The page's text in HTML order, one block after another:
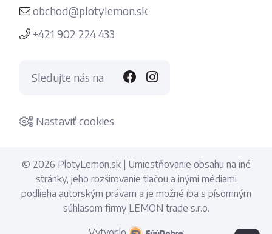
obchod@plotylemon.sk
+421 902 224 433
Sledujte nás na
Nastaviť cookies
© 2026 PlotyLemon.sk | Umiestňovanie obsahu na iné
stránky, jeho rozširovanie tlačou a inými médiami
podlieha autorským právam a je možné iba s písomným
súhlasom firmy LEMON trade s.r.o.